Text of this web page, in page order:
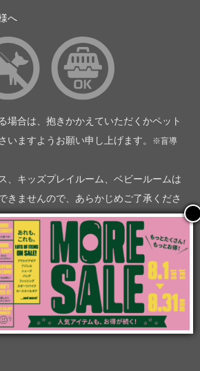
へ
場合は、抱きかかえていただくかペット
いますようお願い申し上げます。
※盲導
、キッズプレイルーム、ベビールームは
きませんので、あらかじめご了承くださ
ヨタ自動車（企業情報）
ヨタモビリティ神奈川
式会社会社ＫＴグループ
OPEN AIRS myX All Rights Reserved.